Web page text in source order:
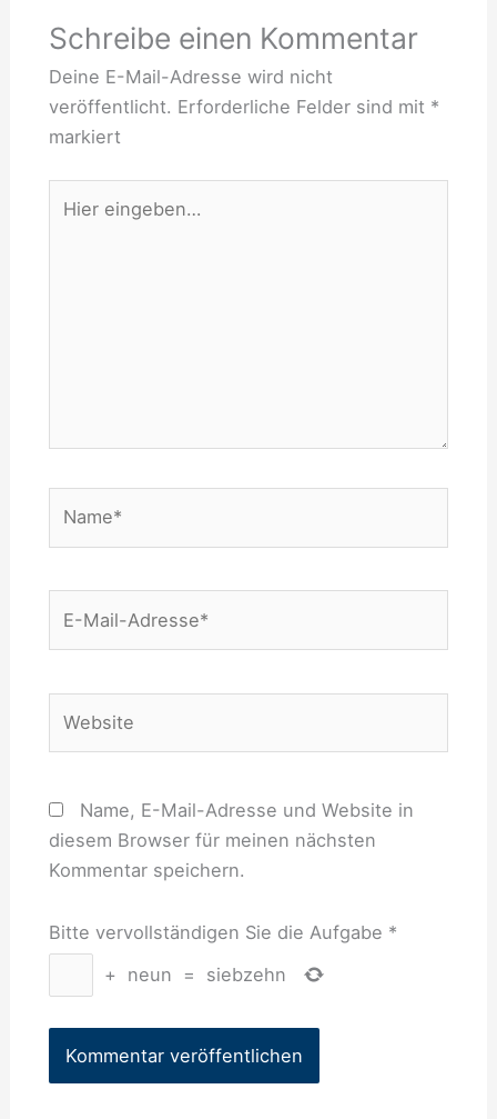
Schreibe einen Kommentar
Deine E-Mail-Adresse wird nicht
veröffentlicht. Erforderliche Felder sind mit *
markiert
eingeben…
Mail-
Name, E-Mail-Adresse und Website in
diesem Browser für meinen nächsten
Kommentar speichern.
Bitte vervollständigen Sie die Aufgabe *
+ neun = siebzehn